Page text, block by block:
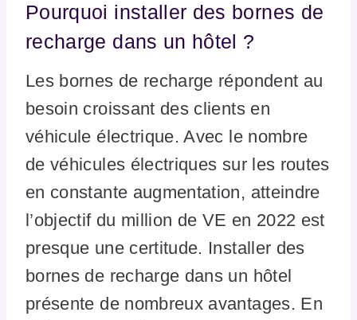
Pourquoi installer des bornes de
recharge dans un hôtel ?
Les bornes de recharge répondent au
besoin croissant des clients en
véhicule électrique. Avec le nombre
de véhicules électriques sur les routes
en constante augmentation, atteindre
l’objectif du million de VE en 2022 est
presque une certitude. Installer des
bornes de recharge dans un hôtel
présente de nombreux avantages. En